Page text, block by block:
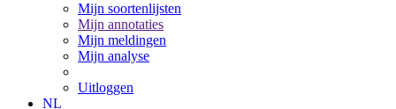
Mijn soortenlijsten
Mijn annotaties
Mijn meldingen
Mijn analyse
Uitloggen
NL